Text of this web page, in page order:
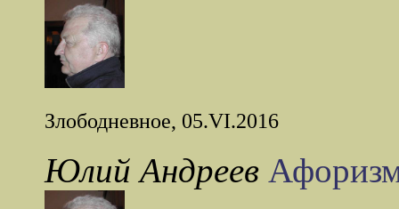
Злободневное, 05.VI.2016
Юлий Андреев